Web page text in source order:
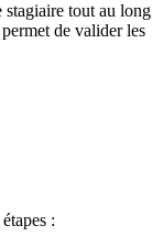
stagiaire tout au long
de valider les
: